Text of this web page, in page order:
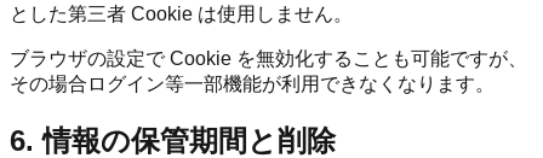
とした第三者 Cookie は使用しません。
ブラウザの設定で Cookie を無効化することも可能ですが、
その場合ログイン等一部機能が利用できなくなります。
6. 情報の保管期間と削除